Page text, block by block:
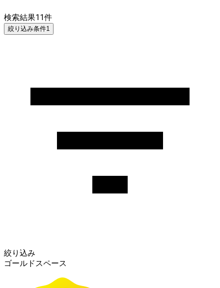
検索結果11件
絞り込み条件1
絞り込み
ゴールドスペース